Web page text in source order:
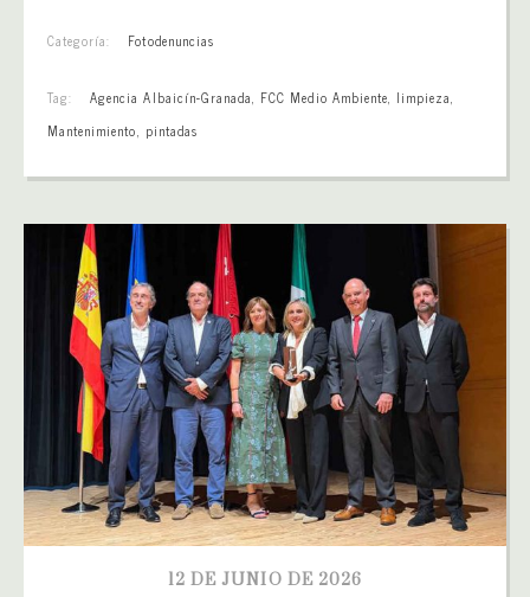
Categoría: Fotodenuncias
Tag: Agencia Albaicín-Granada, FCC Medio Ambiente, limpieza,
Mantenimiento, pintadas
12 DE JUNIO DE 2026